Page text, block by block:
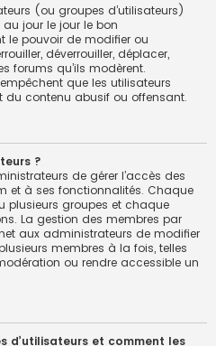
(ou groupes d’utilisateurs)
jour le jour le bon
le pouvoir de modifier ou
déverrouiller, déplacer,
forums qu’ils modèrent.
que les utilisateurs
du contenu abusif ou offensant.
?
de gérer l’accès des
et à ses fonctionnalités. Chaque
plusieurs groupes et chaque
La gestion des membres par
aux administrateurs de modifier
membres à la fois, telles
ou rendre accessible un
d’utilisateurs et comment les